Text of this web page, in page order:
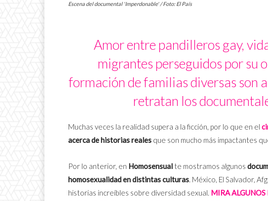
Escena del documental 'Imperdonable' / Foto: El País
Amor entre pandilleros gay,
migrantes perseguidos por su
formación de familias diversas son
retratan los
Muchas veces la realidad supera a la ficción, por lo que en el
acerca de historias reales que son mucho más impactantes
Por lo anterior, en Homosensual te mostramos algunos
homosexualidad en distintas culturas. México, El Salvador,
historias increíbles sobre diversidad sexual. MIRA